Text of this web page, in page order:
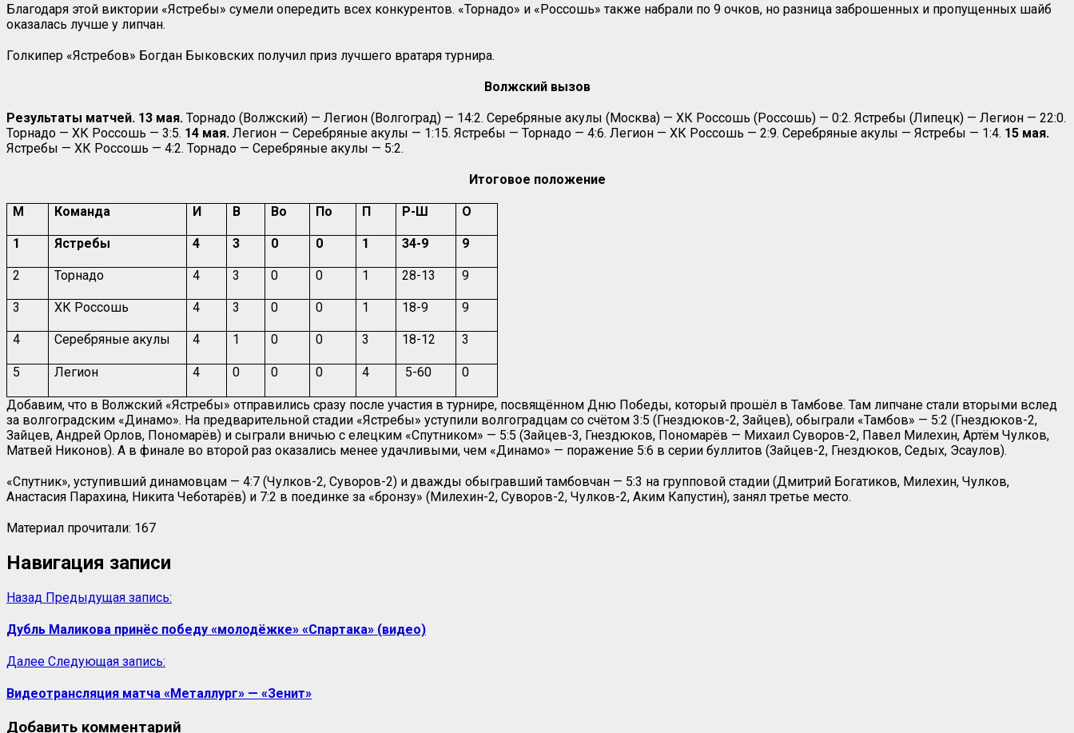
Благодаря этой виктории «Ястребы» сумели опередить всех конкурентов. «Торнадо» и «Россошь» также набрали по 9 очков, но разница заброшенных и пропущенных шайб
оказалась лучше у липчан.
Голкипер «Ястребов» Богдан Быковских получил приз лучшего вратаря турнира.
Волжский вызов
Результаты матчей. 13 мая. Торнадо (Волжский) — Легион (Волгоград) — 14:2. Серебряные акулы (Москва) — ХК Россошь (Россошь) — 0:2. Ястребы (Липецк) — Легион — 22:0.
Торнадо — ХК Россошь — 3:5. 14 мая. Легион — Серебряные акулы — 1:15. Ястребы — Торнадо — 4:6. Легион — ХК Россошь — 2:9. Серебряные акулы — Ястребы — 1:4. 15 мая.
Ястребы — ХК Россошь — 4:2. Торнадо — Серебряные акулы — 5:2.
Итоговое положение
М Команда И В Во По П Р-Ш О
1 Ястребы 4 3 0 0 1 34-9 9
2 Торнадо 4 3 0 0 1 28-13 9
3 ХК Россошь 4 3 0 0 1 18-9 9
4 Серебряные акулы 4 1 0 0 3 18-12 3
5 Легион 4 0 0 0 4 5-60 0
Добавим, что в Волжский «Ястребы» отправились сразу после участия в турнире, посвящённом Дню Победы, который прошёл в Тамбове. Там липчане стали вторыми вслед
за волгоградским «Динамо». На предварительной стадии «Ястребы» уступили волгоградцам со счётом 3:5 (Гнездюков-2, Зайцев), обыграли «Тамбов» — 5:2 (Гнездюков-2,
Зайцев, Андрей Орлов, Пономарёв) и сыграли вничью с елецким «Спутником» — 5:5 (Зайцев-3, Гнездюков, Пономарёв — Михаил Суворов-2, Павел Милехин, Артём Чулков,
Матвей Никонов). А в финале во второй раз оказались менее удачливыми, чем «Динамо» — поражение 5:6 в серии буллитов (Зайцев-2, Гнездюков, Седых, Эсаулов).
«Спутник», уступивший динамовцам — 4:7 (Чулков-2, Суворов-2) и дважды обыгравший тамбовчан — 5:3 на групповой стадии (Дмитрий Богатиков, Милехин, Чулков,
Анастасия Парахина, Никита Чеботарёв) и 7:2 в поединке за «бронзу» (Милехин-2, Суворов-2, Чулков-2, Аким Капустин), занял третье место.
Материал прочитали: 167
Навигация записи
Назад Предыдущая запись:
Дубль Маликова принёс победу «молодёжке» «Спартака» (видео)
Далее Следующая запись:
Видеотрансляция матча «Металлург» — «Зенит»
Добавить комментарий